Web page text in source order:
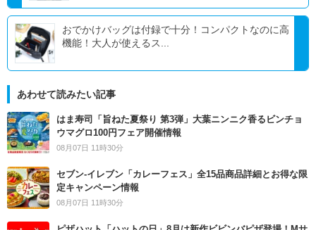
おでかけバッグは付録で十分！コンパクトなのに高
機能！大人が使えるス...
あわせて読みたい記事
はま寿司「旨ねた夏祭り 第3弾」大葉ニンニク香るビンチョ
ウマグロ100円フェア開催情報
08月07日 11時30分
セブン‐イレブン「カレーフェス」全15品商品詳細とお得な限
定キャンペーン情報
08月07日 11時30分